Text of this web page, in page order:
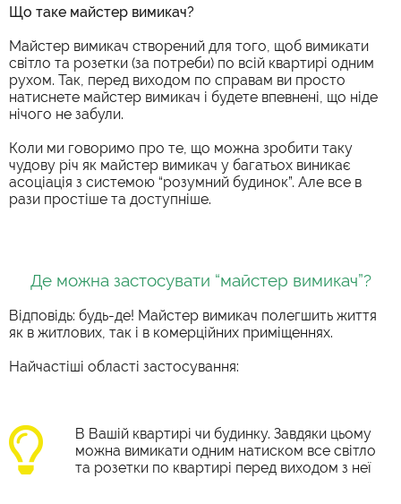
Що таке майстер вимикач?
Майстер вимикач створений для того, щоб вимикати
світло та розетки (за потреби) по всій квартирі одним
рухом. Так, перед виходом по справам ви просто
натиснете майстер вимикач і будете впевнені, що ніде
нічого не забули.
Коли ми говоримо про те, що можна зробити таку
чудову річ як майстер вимикач у багатьох виникає
асоціація з системою “розумний будинок”. Але все в
рази простіше та доступніше.
Де можна застосувати “майстер вимикач”?
Відповідь: будь-де! Майстер вимикач полегшить життя
як в житлових, так і в комерційних приміщеннях.
Найчастіші області застосування:
В Вашій квартирі чи будинку. Завдяки цьому
можна вимикати одним натиском все світло
та розетки по квартирі перед виходом з неї